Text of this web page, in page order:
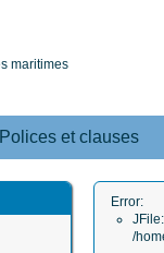
Polices et clauses
Error:
/